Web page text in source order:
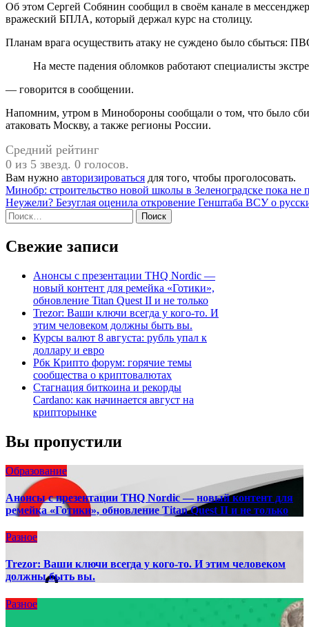
Об этом Сергей Собянин сообщил в своём канале в
вражеский БПЛА, который держал курс на столицу.
Планам врага осуществить атаку не суждено было сбыться:
На месте падения обломков работают специалисты
— говорится в сообщении.
Напомним, утром в Минобороны сообщали о том, что было
атаковать Москву, а также регионы России.
Средний рейтинг
0 из 5 звезд. 0 голосов.
Вам нужно авторизироваться для того, чтобы проголосовать.
Навигация
по
записям
Минобр: строительство новой школы в Зеленоградске пока не
Неужели? Безуглая оценила откровение Генштаба ВСУ о
Найти:
Свежие записи
Анонсы с презентации THQ Nordic —
новый контент для ремейка «Готики»,
обновление Titan Quest II и не только
Trezor: Ваши ключи всегда у кого-то. И
этим человеком должны быть вы.
Курсы валют 8 августа: рубль упал к
доллару и евро
Рбк Крипто форум: горячие темы
сообщества о криптовалютах
Стагнация биткоина и рекорды
Cardano: как начинается август на
крипторынке
Вы пропустили
Образование
Анонсы с презентации THQ Nordic — новый контент для
ремейка «Готики», обновление Titan Quest II и не только
Разное
Trezor: Ваши ключи всегда у кого-то. И этим человеком
должны быть вы.
Разное